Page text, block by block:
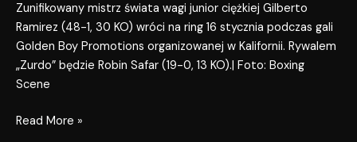
Zunifikowany mistrz świata wagi junior ciężkiej Gilberto
Ramirez (48-1, 30 KO) wróci na ring 16 stycznia podczas gali
Golden Boy Promotions organizowanej w Kalifornii. Rywalem
„Zurdo” będzie Robin Safar (19-0, 13 KO).| Foto: Boxing
Scene
Read More »